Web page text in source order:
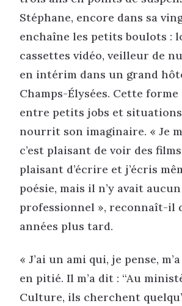
Stéphane, encore dans sa
enchaîne les petits boulots :
cassettes vidéo, veilleur de
en intérim dans un grand
Champs-Élysées. Cette forme
entre petits jobs et
nourrit son imaginaire. « Je
c’est plaisant de voir des
plaisant d’écrire et j’écris
poésie, mais il n’y avait
professionnel », reconnaît-il
années plus tard.
« J’ai un ami qui, je pense,
en pitié. Il m’a dit : “Au
Culture, ils cherchent